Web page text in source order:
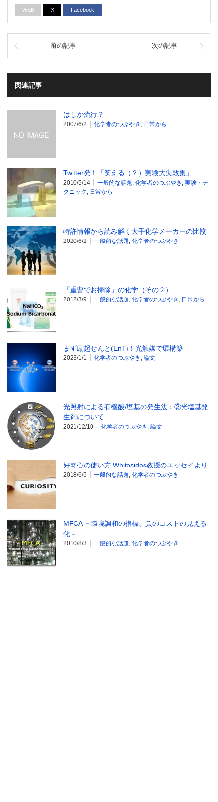
WEB X Facebook
前の記事 次の記事
関連記事
はしか流行？
2007/6/2 化学者のつぶやき 日常から
Twitter発！「笑える（？）実験大失敗集」
2010/5/14 一般的な話題 化学者のつぶやき 実験・テ
クニック
日常から
特許情報から読み解く大手化学メーカーの比較
2020/6/2 一般的な話題 化学者のつぶやき
「重曹でお掃除」の化学（その２）
2012/3/9 一般的な話題 化学者のつぶやき 日常から
まず励起せんと(EnT)！光触媒で環構築
2023/1/1 化学者のつぶやき 論文
光照射による有機酸/塩基の発生法：②光塩基発
生剤について
2021/12/10 化学者のつぶやき 論文
好奇心の使い方 Whitesides教授のエッセイより
2018/6/5 一般的な話題 化学者のつぶやき
MFCA －環境調和の指標、負のコストの見える
化－
2010/8/3 一般的な話題 化学者のつぶやき